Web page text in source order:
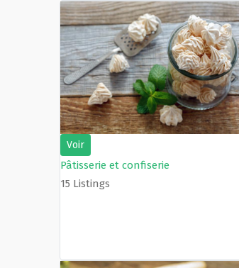
Voir
Pâtisserie et confiserie
15 Listings